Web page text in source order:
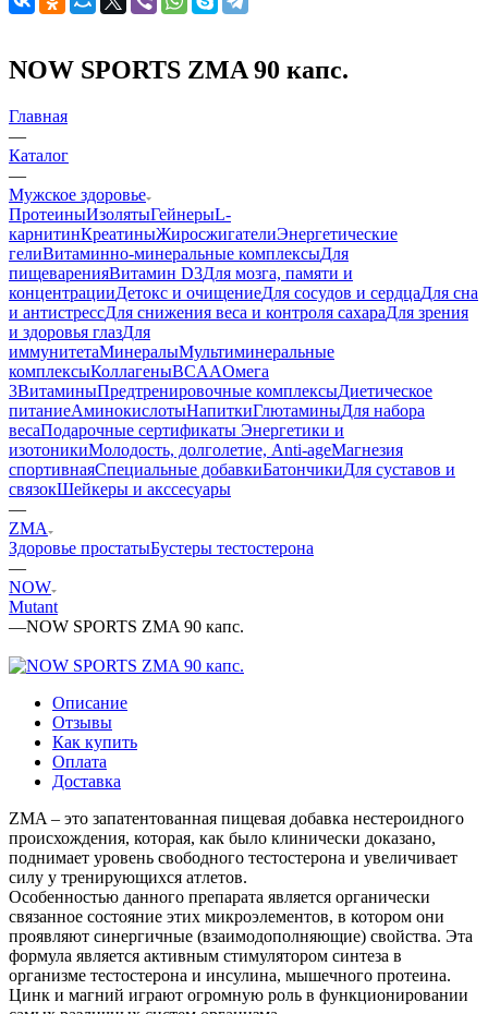
NOW SPORTS ZMA 90 капс.
Главная
—
Каталог
—
Мужское здоровье
ПротеиныИзолятыГейнерыL-
карнитинКреатиныЖиросжигателиЭнергетические
гелиВитаминно-минеральные комплексыДля
пищеваренияВитамин D3Для мозга, памяти и
концентрацииДетокс и очищениеДля сосудов и сердцаДля сна
и антистрессДля снижения веса и контроля сахараДля зрения
и здоровья глазДля
иммунитетаМинералыМультиминеральные
комплексыКоллагеныBCAAОмега
3ВитаминыПредтренировочные комплексыДиетическое
питаниеАминокислотыНапиткиГлютаминыДля набора
весаПодарочные сертификаты Энергетики и
изотоникиМолодость, долголетие, Anti-ageМагнезия
спортивнаяСпециальные добавкиБатончикиДля суставов и
связокШейкеры и акссесуары
—
ZMA
Здоровье простатыБустеры тестостерона
—
NOW
Mutant
—NOW SPORTS ZMA 90 капс.
Описание
Отзывы
Как купить
Оплата
Доставка
ZMA – это запатентованная пищевая добавка нестероидного
происхождения, которая, как было клинически доказано,
поднимает уровень свободного тестостерона и увеличивает
силу у тренирующихся атлетов.
Особенностью данного препарата является органически
связанное состояние этих микроэлементов, в котором они
проявляют синергичные (взаимодополняющие) свойства. Эта
формула является активным стимулятором синтеза в
организме тестостерона и инсулина, мышечного протеина.
Цинк и магний играют огромную роль в функционировании